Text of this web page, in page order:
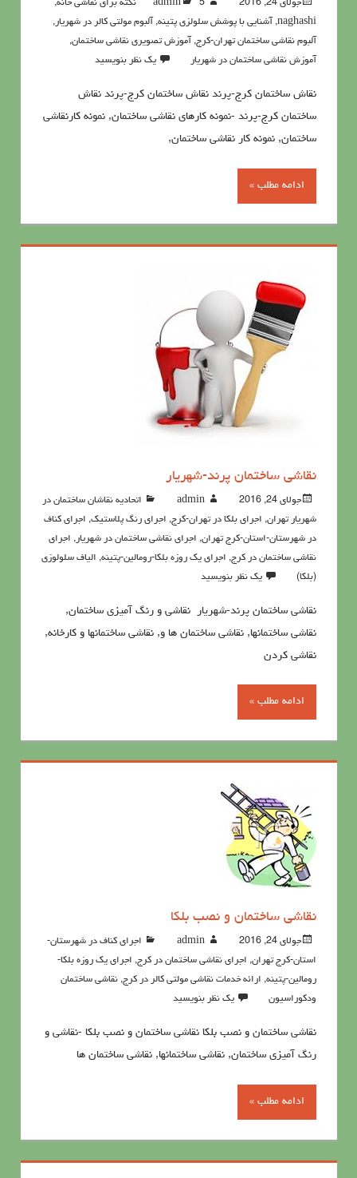
جولای 24, 2016 admin 5نکته برای نقاشی خانه
,
naghashi
, آشنايي با پوشش سلولزي پتينه, آلبوم مولتی کالر در شهریار,
آلبوم نقاشی ساختمان تهران-کرج, آموزش تصویری نقاشی ساختمان,
آموزش نقاشی ساختمان در شهریار
یک نظر بنویسید
نقاش ساختمان کرج-پرند نقاش ساختمان کرج-پرند نقاش
ساختمان کرج-پرند -نمونه کارهای نقاشی ساختمان, نمونه کارنقاشی
ساختمان, نمونه کار نقاشی ساختمان,
ادامه مطلب »
نقاشی ساختمان پرند-شهریار
جولای 24, 2016 admin
اتحادیه نقاشان ساختمان در
شهریار تهران, اجرای بلکا در تهران-کرج, اجرای رنگ پلاستیک, اجرای کناف
در شهرستان-استان-کرج تهران, اجرای نقاشی ساختمان در شهریار , اجرای
نقاشی ساختمان در کرج, اجرای یک روزه بلکا-رومالین-پتینه, الیاف سلولوزی
(بلکا)
یک نظر بنویسید
نقاشی ساختمان پرند-شهریار نقاشی و رنگ آمیزی ساختمان,
نقاشی ساختمانها, نقاشی ساختمان ها و, نقاشی ساختمانها و کارخانه,
نقاشی کردن
ادامه مطلب »
نقاشی ساختمان و نصب بلکا
جولای 24, 2016 admin
اجرای کناف در شهرستان-
استان-کرج تهران, اجرای نقاشی ساختمان در کرج, اجرای یک روزه بلکا-
رومالین-پتینه, ارائه خدمات نقاشی مولتی کالر در کرج, نقاشي ساختمان
ودكوراسيون
یک نظر بنویسید
نقاشی ساختمان و نصب بلکا نقاشی ساختمان و نصب بلکا -نقاشی و
رنگ آمیزی ساختمان, نقاشی ساختمانها, نقاشی ساختمان ها
ادامه مطلب »